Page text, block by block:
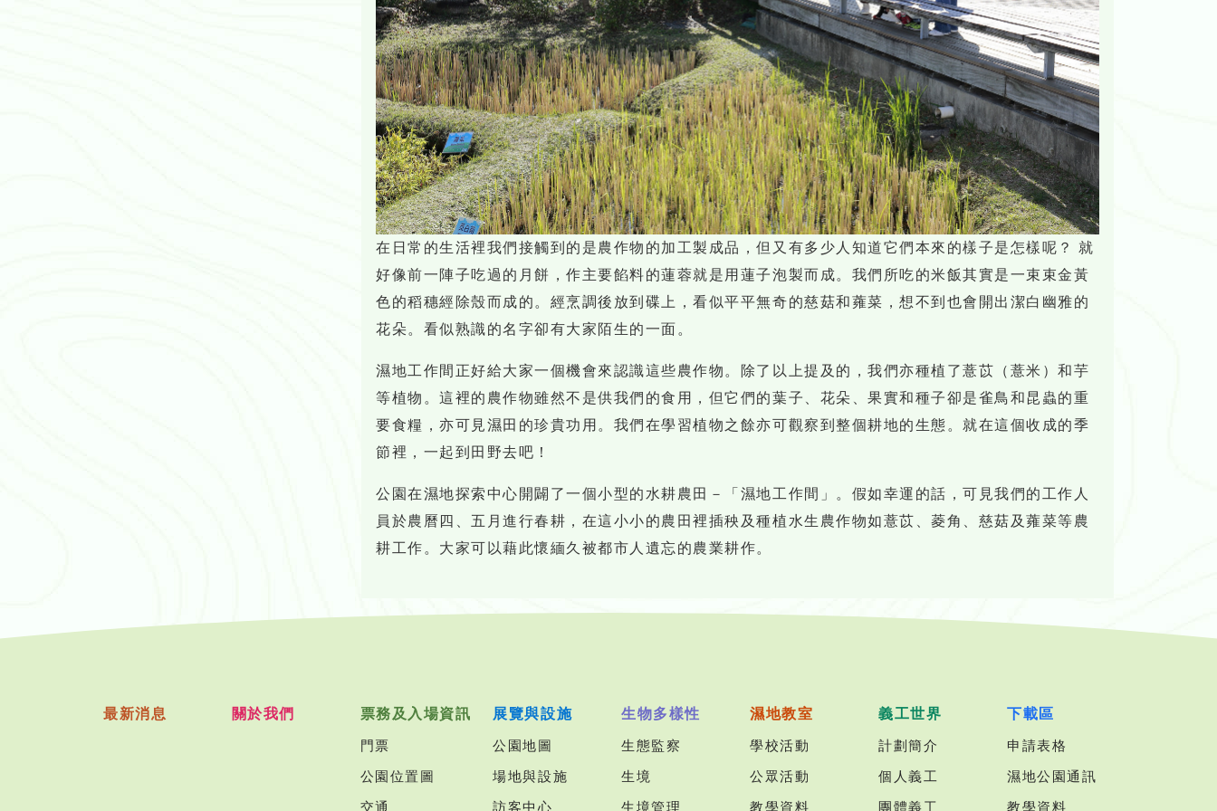
在日常的生活裡我們接觸到的是農作物的加工製成品，但又有多少人知道它們本來的樣子是怎樣呢？ 就
好像前一陣子吃過的月餅，作主要餡料的蓮蓉就是用蓮子泡製而成。我們所吃的米飯其實是一束束金黃
色的稻穗經除殼而成的。經烹調後放到碟上，看似平平無奇的慈菇和蕹菜，想不到也會開出潔白幽雅的
花朵。看似熟識的名字卻有大家陌生的一面。
濕地工作間正好給大家一個機會來認識這些農作物。除了以上提及的，我們亦種植了薏苡（薏米）和芋
等植物。這裡的農作物雖然不是供我們的食用，但它們的葉子、花朵、果實和種子卻是雀鳥和昆蟲的重
要食糧，亦可見濕田的珍貴功用。我們在學習植物之餘亦可觀察到整個耕地的生態。就在這個收成的季
節裡，一起到田野去吧！
公園在濕地探索中心開闢了一個小型的水耕農田－「濕地工作間」。假如幸運的話，可見我們的工作人
員於農曆四、五月進行春耕，在這小小的農田裡插秧及種植水生農作物如薏苡、菱角、慈菇及蕹菜等農
耕工作。大家可以藉此懷緬久被都市人遺忘的農業耕作。
最新消息 關於我們 票務及入場資訊
門票
公園位置圖
交通
展覽與設施
公園地圖
場地與設施
訪客中心
生物多樣性
生態監察
生境
生境管理
濕地教室
學校活動
公眾活動
教學資料
義工世界
計劃簡介
個人義工
團體義工
下載區
申請表格
濕地公園通訊
教學資料